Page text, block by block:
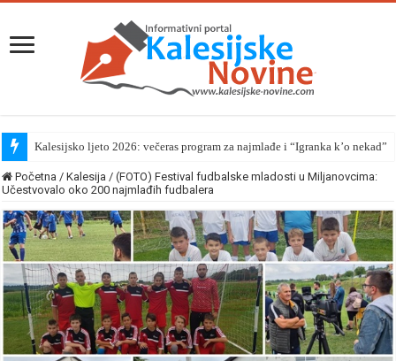
Kalesijsko ljeto 2026: U četvrtak izmjena režima saobraćaja
Početna / Kalesija / (FOTO) Festival fudbalske mladosti u Miljanovcima:
Učestvovalo oko 200 najmlađih fudbalera